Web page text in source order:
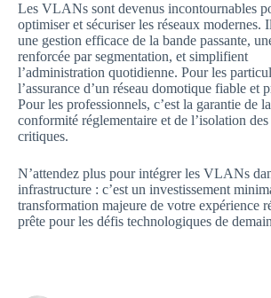
Les VLANs sont devenus incontournables
optimiser et sécuriser les réseaux modernes.
une gestion efficace de la bande passante,
renforcée par segmentation, et simplifient
l’administration quotidienne. Pour les
l’assurance d’un réseau domotique fiable et
Pour les professionnels, c’est la garantie de la
conformité réglementaire et de l’isolation des
critiques.
N’attendez plus pour intégrer les VLANs
infrastructure : c’est un investissement
transformation majeure de votre expérience
prête pour les défis technologiques de